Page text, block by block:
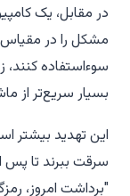
در مقابل، یک
مشکل را در مقیاس
سوءاستفاده کنند،
بسیار سریع‌تر از
این تهدید بیشتر